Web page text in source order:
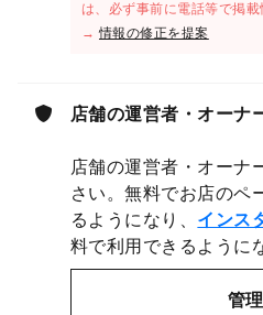
は、必ず事前に電話等で掲
→情報の修正を提案
店舗の運営者・オーナ
店舗の運営者・オーナ
さい。無料でお店のペ
るようになり、 インス
料で利用できるように
管